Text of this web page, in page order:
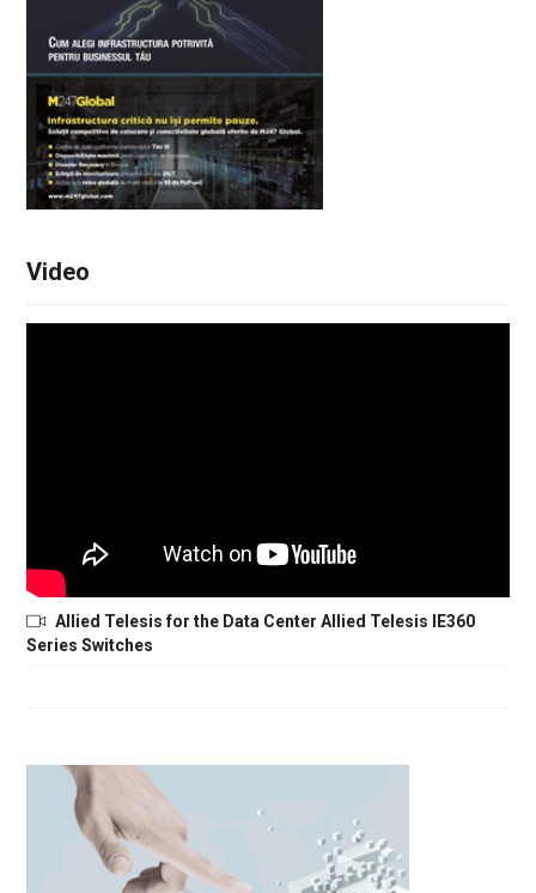
Video
Allied Telesis for the Data Center Allied Telesis IE360
Series Switches